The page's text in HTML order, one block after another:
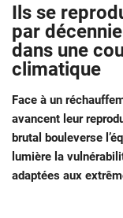
Ils se
par
dans une
climatique
Face à un
avancent leur
brutal bouleverse
lumière la
adaptées aux